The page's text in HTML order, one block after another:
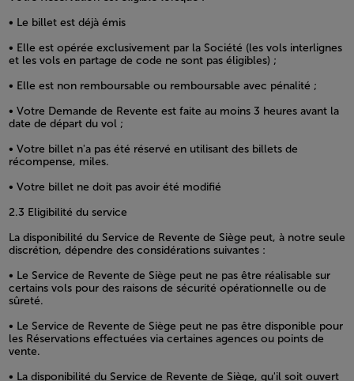
• Le billet est déjà émis
• Elle est opérée exclusivement par la Société (les vols interlignes
et les vols en partage de code ne sont pas éligibles) ;
• Elle est non remboursable ou remboursable avec pénalité ;
• Votre Demande de Revente est faite au moins 3 heures avant la
date de départ du vol ;
• Votre billet n'a pas été réservé en utilisant des billets de
récompense, miles.
• Votre billet ne doit pas avoir été modifié
2.3 Eligibilité du service
La disponibilité du Service de Revente de Siège peut, à notre seule
discrétion, dépendre des considérations suivantes :
• Le Service de Revente de Siège peut ne pas être réalisable sur
certains vols pour des raisons de sécurité opérationnelle ou de
sûreté.
• Le Service de Revente de Siège peut ne pas être disponible pour
les Réservations effectuées via certaines agences ou points de
vente.
• La disponibilité du Service de Revente de Siège, qu'il soit ouvert